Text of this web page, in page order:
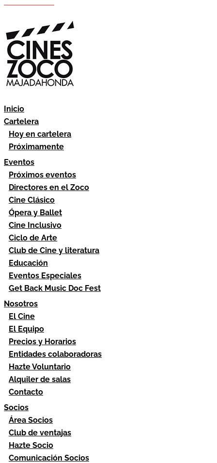
Inicio
Cartelera
Hoy en cartelera
Próximamente
Eventos
Próximos eventos
Directores en el Zoco
Cine Clásico
Ópera y Ballet
Cine Inclusivo
Ciclo de Arte
Club de Cine y literatura
Educación
Eventos Especiales
Get Back Music Doc Fest
Nosotros
El Cine
El Equipo
Precios y Horarios
Entidades colaboradoras
Hazte Voluntario
Alquiler de salas
Contacto
Socios
Área Socios
Club de ventajas
Hazte Socio
Comunicación Socios